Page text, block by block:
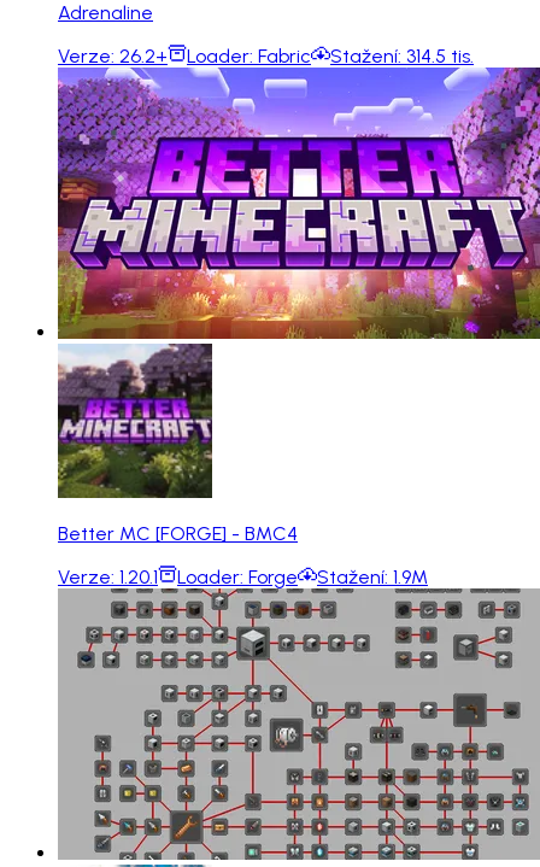
Adrenaline
Verze: 26.2+ Loader: Fabric Stažení: 314.5 tis.
Better MC [FORGE] - BMC4
Verze: 1.20.1 Loader: Forge Stažení: 1.9M